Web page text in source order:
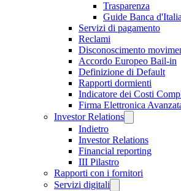
Trasparenza
Guide Banca d'Italia
Servizi di pagamento
Reclami
Disconoscimento
Accordo Europeo Bail-in
Definizione di Default
Rapporti dormienti
Indicatore dei Costi
Firma Elettronica
Investor Relations
Indietro
Investor Relations
Financial reporting
III Pilastro
Rapporti con i fornitori
Servizi digitali